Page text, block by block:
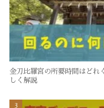
金刀比羅宮の所要時間はどれ
しく解説